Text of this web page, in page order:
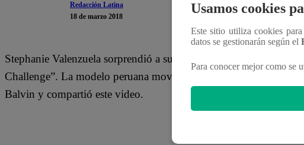
Redacción Latina
18 de marzo 2018
Stephanie Valenzuela sorprendió a sus miles de seguidores en las
Challenge”. La modelo peruana movió las caderas al ritmo de la
Balvin y compartió este video.
Usamos cookies
Este sitio utiliza cookies
datos se gestionarán según el
Para conocer mejor como se